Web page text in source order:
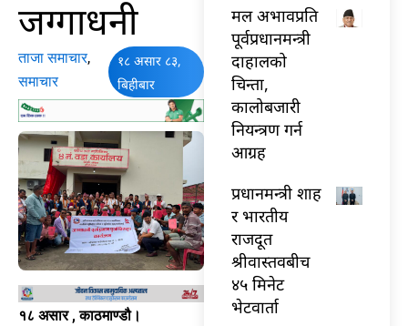
जग्गाधनी
ताजा समाचार,
समाचार
१८ असार ८३,
बिहीबार
१८ असार , काठमाण्डौ।
मल अभावप्रति
पूर्वप्रधानमन्त्री
दाहालको
चिन्ता,
कालोबजारी
नियन्त्रण गर्न
आग्रह
प्रधानमन्त्री शाह
र भारतीय
राजदूत
श्रीवास्तवबीच
४५ मिनेट
भेटवार्ता